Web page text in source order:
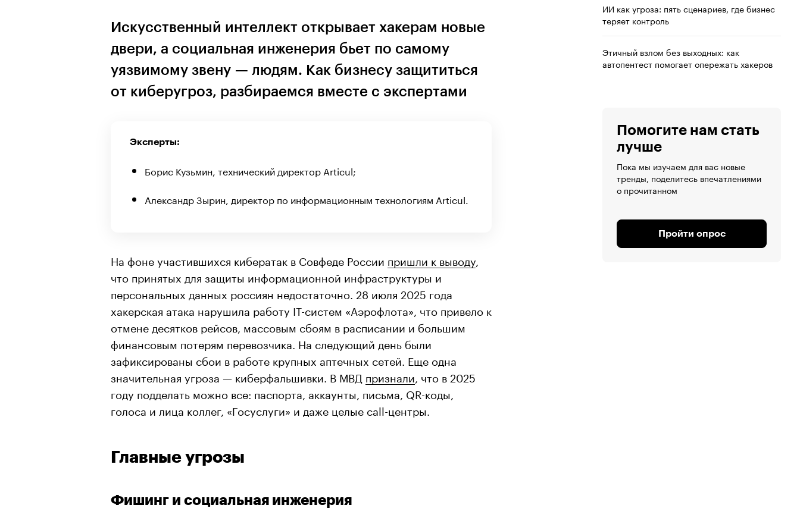
Искусственный интеллект открывает хакерам новые
двери, а социальная инженерия бьет по самому
уязвимому звену — людям. Как бизнесу защититься
от киберугроз, разбираемся вместе с экспертами
Эксперты:
Борис Кузьмин, технический директор Articul;
Александр Зырин, директор по информационным технологиям Articul.
На фоне участившихся кибератак в Совфеде России пришли к выводу
что принятых для защиты информационной инфраструктуры и
персональных данных россиян недостаточно. 28 июля 2025 года
хакерская атака нарушила работу IT-систем «Аэрофлота», что привело к
отмене десятков рейсов, массовым сбоям в расписании и большим
финансовым потерям перевозчика. На следующий день были
зафиксированы сбои в работе крупных аптечных сетей. Еще одна
значительная угроза — киберфальшивки. В МВД признали , что в 2025
году подделать можно все: паспорта, аккаунты, письма, QR-коды,
голоса и лица коллег, «Госуслуги» и даже целые call-центры.
Главные угрозы
Фишинг и социальная инженерия
ИИ как угроза: пять сценариев, где бизнес
теряет контроль
Этичный взлом без выходных: как
автопентест помогает опережать хакеров
Помогите нам стать
лучше
Пока мы изучаем для вас новые
тренды, поделитесь впечатлениями
о прочитанном
Пройти опрос